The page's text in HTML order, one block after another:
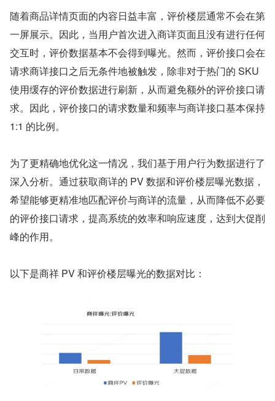
随着商品详情页面的内容日益丰富，评价楼层通常不会在第
一屏展示。因此，当用户首次进入商详页面且没有进行任何
交互时，评价数据基本不会得到曝光。然而，评价接口会在
请求商详接口之后无条件地被触发，除非对于热门的 SKU
使用缓存的评价数据进行刷新，从而避免额外的评价接口请
求。因此，评价接口的请求数量和频率与商详接口基本保持
1:1 的比例。
为了更精确地优化这一情况，我们基于用户行为数据进行了
深入分析。通过获取商详的 PV 数据和评价楼层曝光数据，
希望能够更精准地匹配评价与商详的流量，从而降低不必要
的评价接口请求，提高系统的效率和响应速度，达到大促削
峰的作用。
以下是商祥 PV 和评价楼层曝光的数据对比：